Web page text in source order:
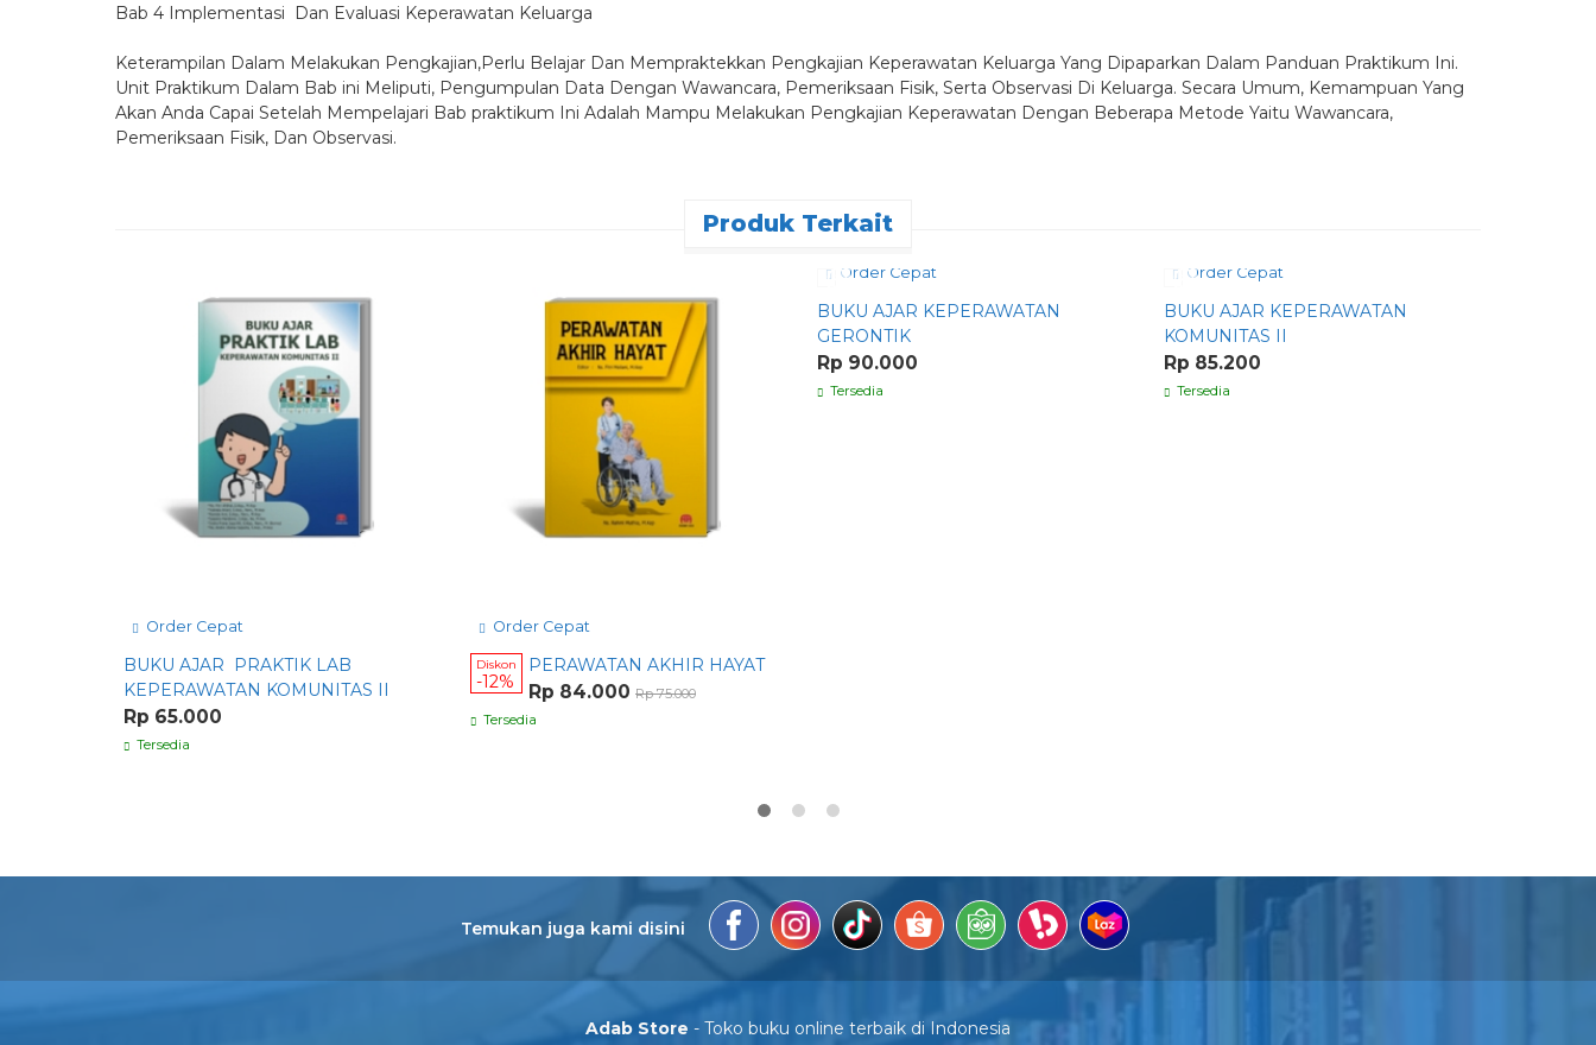
Bab 4 Implementasi Dan Evaluasi Keperawatan Keluarga
Keterampilan Dalam Melakukan Pengkajian,Perlu Belajar Dan Mempraktekkan Pengkajian Keperawatan Keluarga Yang Dipaparkan Dalam Panduan Praktikum Ini.
Unit Praktikum Dalam Bab ini Meliputi, Pengumpulan Data Dengan Wawancara, Pemeriksaan Fisik, Serta Observasi Di Keluarga. Secara Umum, Kemampuan Yang
Akan Anda Capai Setelah Mempelajari Bab praktikum Ini Adalah Mampu Melakukan Pengkajian Keperawatan Dengan Beberapa Metode Yaitu Wawancara,
Pemeriksaan Fisik, Dan Observasi.
Produk Terkait
Order Cepat
BUKU AJAR PRAKTIK LAB
KEPERAWATAN KOMUNITAS II
Rp 65.000
Tersedia
Order Cepat
Diskon
-12%
PERAWATAN AKHIR HAYAT
Rp 84.000 Rp 75.000
Tersedia
Order Cepat
BUKU AJAR KEPERAWATAN
GERONTIK
Rp 90.000
Tersedia
Order Cepat
BUKU AJAR KEPERAWATAN
KOMUNITAS II
Rp 85.200
Tersedia
Temukan juga kami disini
Adab Store - Toko buku online terbaik di Indonesia